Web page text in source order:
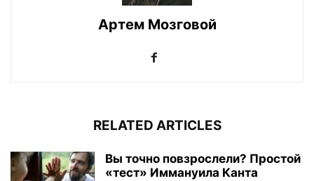
Артем Мозговой
RELATED ARTICLES
Вы точно повзрослели? Простой
«тест» Иммануила Канта